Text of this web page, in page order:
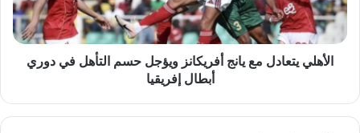
حسم
التأهل
في
دوريالأهلي يتعادل مع يانج أفريكانز ويؤجل حسم التأهل في دوري
أبطال إفريقيا